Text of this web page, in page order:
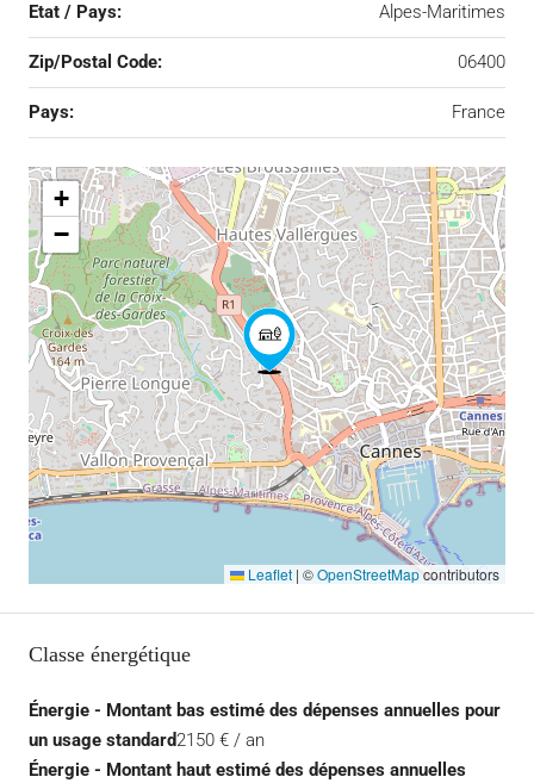
Etat / Pays: Alpes-Maritimes
Zip/Postal Code: 06400
Pays: France
+
−
Leaflet | ©OpenStreetMapcontributors
Classe énergétique
Énergie - Montant bas estimé des dépenses annuelles pour
un usage standard2150 € / an
Énergie - Montant haut estimé des dépenses annuelles